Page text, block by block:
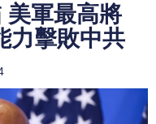
美軍最高將
力擊敗中共